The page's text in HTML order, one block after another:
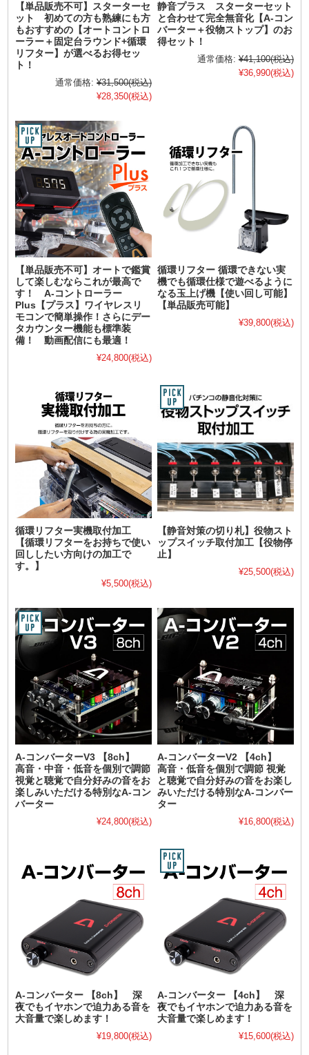
【単品販売不可】スターターセ
ット 初めての方も熟練にも方
もおすすめの【オートコントロ
ーラー＋固定台ラウンド+循環
リフター】が選べるお得セッ
ト！
通常価格: ¥31,500(税込)
¥28,350(税込)
静音プラス スターターセット
と合わせて完全無音化【A-コン
バーター＋役物ストップ】のお
得セット！
通常価格: ¥41,100(税込)
¥36,990(税込)
【単品販売不可】オートで鑑賞
して楽しむならこれが最高で
す！ A-コントローラー
Plus【プラス】ワイヤレスリ
モコンで簡単操作！さらにデー
タカウンター機能も標準装
備！ 動画配信にも最適！
¥24,800(税込)
循環リフター 循環できない実
機でも循環仕様で遊べるように
なる玉上げ機【使い回し可能】
【単品販売可能】
¥39,800(税込)
循環リフター実機取付加工
【循環リフターをお持ちで使い
回ししたい方向けの加工で
す。】
¥5,500(税込)
【静音対策の切り札】役物スト
ップスイッチ取付加工【役物停
止】
¥25,500(税込)
A-コンバーターV3 【8ch】
高音・中音・低音を個別で調節
視覚と聴覚で自分好みの音をお
楽しみいただける特別なA-コン
バーター
¥24,800(税込)
A-コンバーターV2 【4ch】
高音・低音を個別で調節 視覚
と聴覚で自分好みの音をお楽し
みいただける特別なA-コンバー
ター
¥16,800(税込)
A-コンバーター 【8ch】 深
夜でもイヤホンで迫力ある音を
大音量で楽しめます！
¥19,800(税込)
A-コンバーター 【4ch】 深
夜でもイヤホンで迫力ある音を
大音量で楽しめます！
¥15,600(税込)